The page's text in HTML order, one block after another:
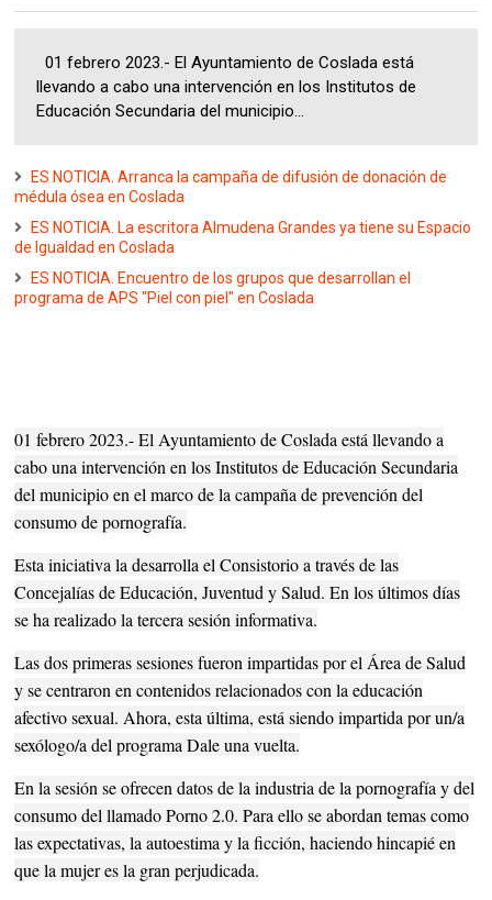
01 febrero 2023.- El Ayuntamiento de Coslada está
llevando a cabo una intervención en los Institutos de
Educación Secundaria del municipio...
ES NOTICIA. Arranca la campaña de difusión de donación de
médula ósea en Coslada
ES NOTICIA. La escritora Almudena Grandes ya tiene su Espacio
de Igualdad en Coslada
ES NOTICIA. Encuentro de los grupos que desarrollan el
programa de APS "Piel con piel" en Coslada
01 febrero 2023.- El Ayuntamiento de Coslada está llevando a
cabo una intervención en los Institutos de Educación Secundaria
del municipio en el marco de la campaña de prevención del
consumo de pornografía.
Esta iniciativa la desarrolla el Consistorio a través de las
Concejalías de Educación, Juventud y Salud. En los últimos días
se ha realizado la tercera sesión informativa.
Las dos primeras sesiones fueron impartidas por el Área de Salud
y se centraron en contenidos relacionados con la educación
afectivo sexual. Ahora, esta última, está siendo impartida por un/a
sexólogo/a del programa Dale una vuelta.
En la sesión se ofrecen datos de la industria de la pornografía y del
consumo del llamado Porno 2.0. Para ello se abordan temas como
las expectativas, la autoestima y la ficción, haciendo hincapié en
que la mujer es la gran perjudicada.